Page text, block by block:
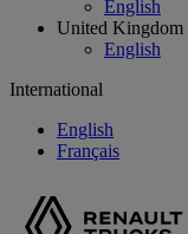
English
United Kingdom
English
International
English
Français